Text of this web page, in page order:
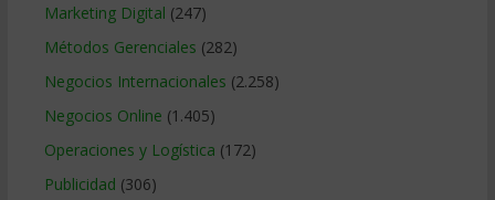
Marketing Digital (247)
Métodos Gerenciales (282)
Negocios Internacionales (2.258)
Negocios Online (1.405)
Operaciones y Logística (172)
Publicidad (306)